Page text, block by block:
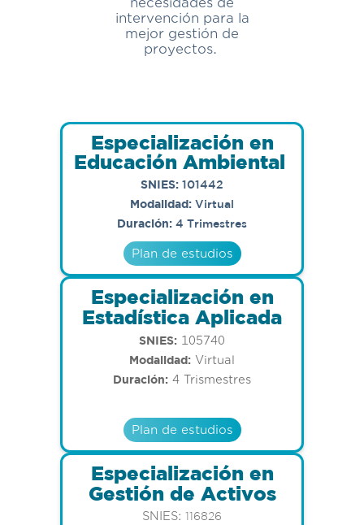
intervención para la
mejor gestión de
proyectos.
Especialización en
Educación Ambiental
SNIES: 101442
Modalidad: Virtual
Duración: 4 Trimestres
Plan de estudios
Especialización en
Estadística Aplicada
SNIES: 105740
Modalidad: Virtual
Duración: 4 Trismestres
Plan de estudios
Especialización en
Gestión de Activos
SNIES: 116826